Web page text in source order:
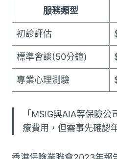
服務類型
初診評估
標準會談(50分鐘)
專業心理測驗
「MSIG與AIA等保險
療費用，但需事先確認